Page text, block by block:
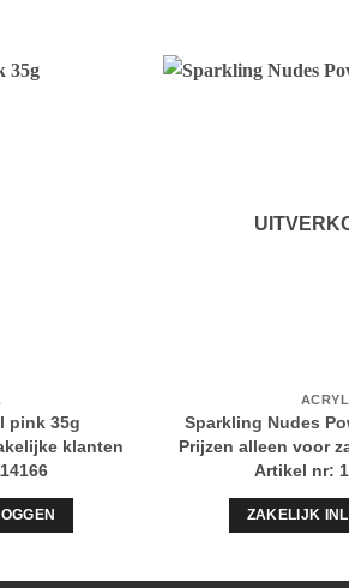
pink 35g
klanten
ACRYL
Sparkling Nudes
Prijzen alleen voor
Artikel nr:
ZAKELIJK